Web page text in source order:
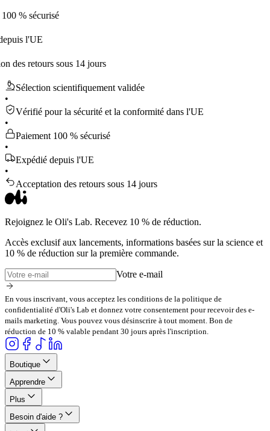
sécurisé
l'UE
sous 14 jours
Sélection scientifiquement validée
•
Vérifié pour la sécurité et la conformité dans l'UE
•
Paiement 100 % sécurisé
•
Expédié depuis l'UE
•
Acceptation des retours sous 14 jours
Rejoignez le Oli's Lab. Recevez 10 % de réduction.
Accès exclusif aux lancements, informations basées sur la science et
10 % de réduction sur la première commande.
Votre e-mail
En vous inscrivant, vous acceptez les conditions de la politique de
confidentialité d'Oli's Lab et donnez votre consentement pour recevoir des e-
mails marketing. Vous pouvez vous désinscrire à tout moment. Bon de
réduction de 10 % valable pendant 30 jours après l'inscription.
Boutique
Apprendre
Plus
Besoin d'aide ?